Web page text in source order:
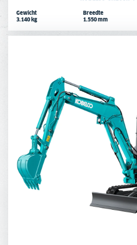
Gewicht
3.140 kg
Breedte
1.550 mm